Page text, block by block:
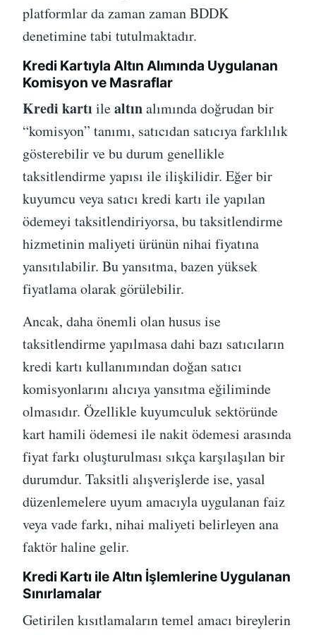
platformlar da zaman zaman BDDK
denetimine tabi tutulmaktadır.
Kredi Kartıyla Altın Alımında Uygulanan
Komisyon ve Masraflar
Kredi kartı ilealtınalımında doğrudan bir
“komisyon” tanımı, satıcıdan satıcıya farklılık
gösterebilir ve bu durum genellikle
taksitlendirme yapısı ile ilişkilidir. Eğer bir
kuyumcu veya satıcı kredi kartı ile yapılan
ödemeyi taksitlendiriyorsa, bu taksitlendirme
hizmetinin maliyeti ürünün nihai fiyatına
yansıtılabilir. Bu yansıtma, bazen yüksek
fiyatlama olarak görülebilir.
Ancak, daha önemli olan husus ise
taksitlendirme yapılmasa dahi bazı satıcıların
kredi kartı kullanımından doğan satıcı
komisyonlarını alıcıya yansıtma eğiliminde
olmasıdır. Özellikle kuyumculuk sektöründe
kart hamili ödemesi ile nakit ödemesi arasında
fiyat farkı oluşturulması sıkça karşılaşılan bir
durumdur. Taksitli alışverişlerde ise, yasal
düzenlemelere uyum amacıyla uygulanan faiz
veya vade farkı, nihai maliyeti belirleyen ana
faktör haline gelir.
Kredi Kartı ile Altın İşlemlerine Uygulanan
Sınırlamalar
Getirilen kısıtlamaların temel amacı bireylerin